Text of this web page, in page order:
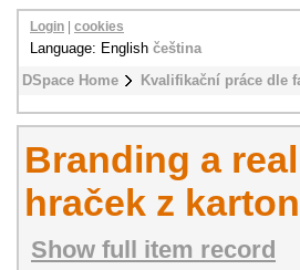
DSpace Home Kvalifikační práce dle
Login cookies
Language: English čeština
Branding a
hraček z
Show full item record